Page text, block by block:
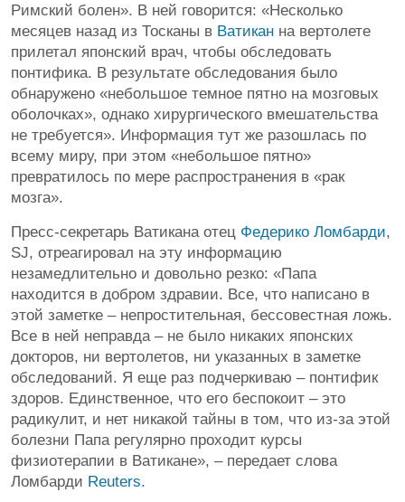
Римский болен». В ней говорится: «Несколько
месяцев назад из Тосканы в Ватикан на вертолете
прилетал японский врач, чтобы обследовать
понтифика. В результате обследования было
обнаружено «небольшое темное пятно на мозговых
оболочках», однако хирургического вмешательства
не требуется». Информация тут же разошлась по
всему миру, при этом «небольшое пятно»
превратилось по мере распространения в «рак
мозга».
Пресс-секретарь Ватикана отец Федерико Ломбарди,
SJ, отреагировал на эту информацию
незамедлительно и довольно резко: «Папа
находится в добром здравии. Все, что написано в
этой заметке – непростительная, бессовестная ложь.
Все в ней неправда – не было никаких японских
докторов, ни вертолетов, ни указанных в заметке
обследований. Я еще раз подчеркиваю – понтифик
здоров. Единственное, что его беспокоит – это
радикулит, и нет никакой тайны в том, что из-за этой
болезни Папа регулярно проходит курсы
физиотерапии в Ватикане», – передает слова
Ломбарди Reuters.